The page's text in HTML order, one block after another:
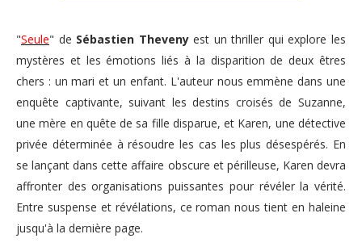
"Seule" de Sébastien Thevenyest un thriller qui explore les
mystères et les émotions liés à la disparition de deux êtres
chers : un mari et un enfant. L'auteur nous emmène dans une
enquête captivante, suivant les destins croisés de Suzanne,
une mère en quête de sa fille disparue, et Karen, une détective
privée déterminée à résoudre les cas les plus désespérés. En
se lançant dans cette affaire obscure et périlleuse, Karen devra
affronter des organisations puissantes pour révéler la vérité.
Entre suspense et révélations, ce roman nous tient en haleine
jusqu'à la dernière page.